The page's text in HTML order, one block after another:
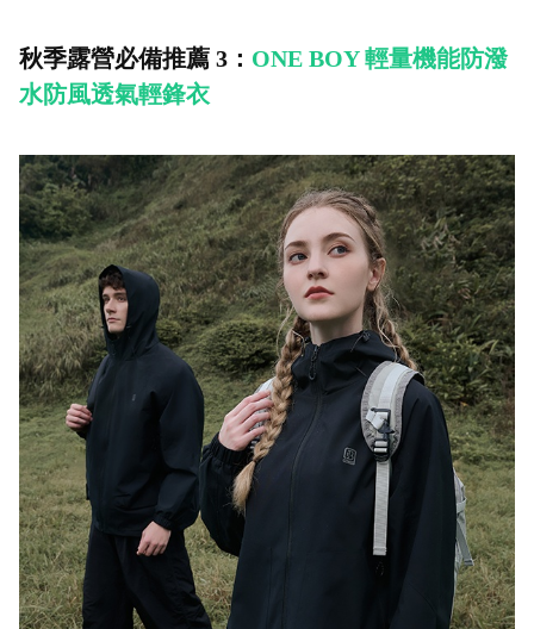
秋季露營必備推薦 3： ONE BOY 輕量機能防潑
水防風透氣輕鋒衣